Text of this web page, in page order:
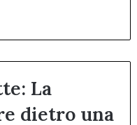
La
dietro una